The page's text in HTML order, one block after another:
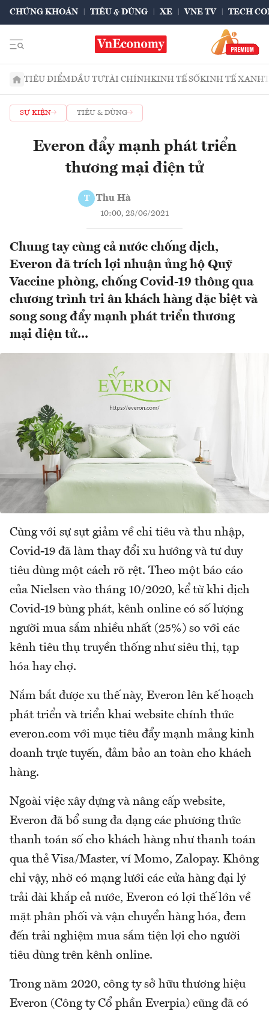
CHỨNG KHOÁN TIÊU & DÙNG XE VNE TV TECH
TIÊU ĐIỂMĐẦU TƯTÀI CHÍNHKINH TẾ SỐKINH TẾ XANH
SỰ KIỆN TIÊU & DÙNG
Everon đẩy mạnh phát triển
thương mại điện tử
T Thu Hà
10:00, 28/06/2021
Chung tay cùng cả nước chống dịch,
Everon đã trích lợi nhuận ủng hộ Quỹ
Vaccine phòng, chống Covid-19 thông qua
chương trình tri ân khách hàng đặc biệt và
song song đẩy mạnh phát triển thương
mại điện tử...
Cùng với sự sụt giảm về chi tiêu và thu nhập,
Covid-19 đã làm thay đổi xu hướng và tư duy
tiêu dùng một cách rõ rệt. Theo một báo cáo
của Nielsen vào tháng 10/2020, kể từ khi dịch
Covid-19 bùng phát, kênh online có số lượng
người mua sắm nhiều nhất (25%) so với các
kênh tiêu thụ truyền thống như siêu thị, tạp
hóa hay chợ.
Nắm bắt được xu thế này, Everon lên kế hoạch
phát triển và triển khai website chính thức
everon.com với mục tiêu đẩy mạnh mảng kinh
doanh trực tuyến, đảm bảo an toàn cho khách
hàng.
Ngoài việc xây dựng và nâng cấp website,
Everon đã bổ sung đa dạng các phương thức
thanh toán số cho khách hàng như thanh toán
qua thẻ Visa/Master, ví Momo, Zalopay. Không
chỉ vậy, nhờ có mạng lưới các cửa hàng đại lý
trải dài khắp cả nước, Everon có lợi thế lớn về
mặt phân phối và vận chuyển hàng hóa, đem
đến trải nghiệm mua sắm tiện lợi cho người
tiêu dùng trên kênh online.
Trong năm 2020, công ty sở hữu thương hiệu
Everon (Công ty Cổ phần Everpia) cũng đã có